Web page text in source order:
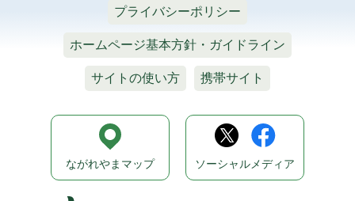
プライバシーポリシー
ホームページ基本方針・ガイドライン
サイトの使い方 携帯サイト
ながれやまマップ ソーシャルメディア